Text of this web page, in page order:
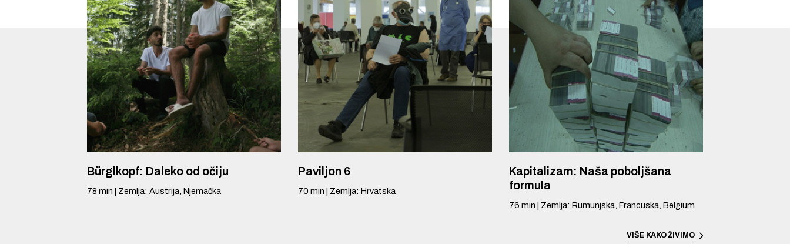
Bürglkopf: Daleko od očiju
78 min Zemlja: Austrija, Njemačka
Paviljon 6
70 min Zemlja: Hrvatska
Kapitalizam: Naša poboljšana
formula
76 min Zemlja: Rumunjska, Francuska, Belgium
VIŠE KAKO ŽIVIMO